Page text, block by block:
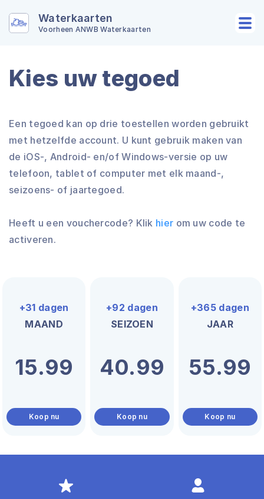
Waterkaarten
Voorheen ANWB Waterkaarten
Kies uw tegoed
Een tegoed kan op drie toestellen worden gebruikt
met hetzelfde account. U kunt gebruik maken van
de iOS-, Android- en/of Windows-versie op uw
telefoon, tablet of computer met elk maand-,
seizoens- of jaartegoed.
Heeft u een vouchercode? Klik hier om uw code te
activeren.
+31 dagen
MAAND
15.99
Koop nu
+92 dagen
SEIZOEN
40.99
Koop nu
+365 dagen
JAAR
55.99
Koop nu